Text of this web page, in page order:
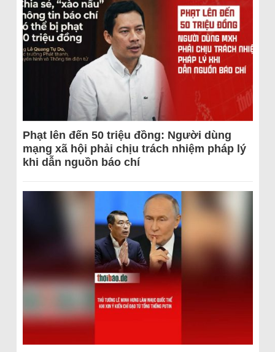
Phạt lên đến 50 triệu đồng: Người dùng
mạng xã hội phải chịu trách nhiệm pháp lý
khi dẫn nguồn báo chí